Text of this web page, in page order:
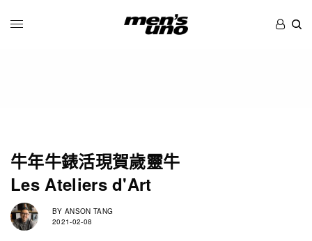
牛年牛錶活現賀歲靈牛
Les Ateliers d'Art
BY ANSON TANG
2021-02-08